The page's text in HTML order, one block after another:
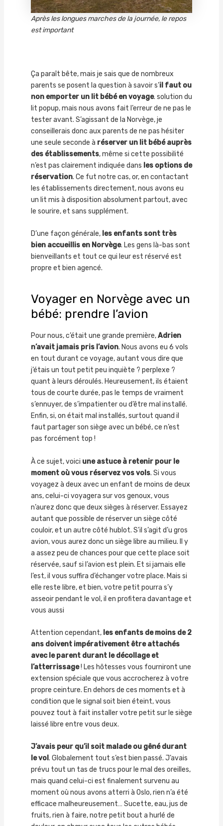
Après les longues marches de la journée, le repos
est important
Ça paraît bête, mais je sais que de nombreux
parents se posent la question à savoir s’il faut ou
non emporter un lit bébé en voyage. solution du
lit popup, mais nous avons fait l’erreur de ne pas le
tester avant. S’agissant de la Norvège, je
conseillerais donc aux parents de ne pas hésiter
une seule seconde à réserver un lit bébé auprès
des établissements, même si cette possibilité
n’est pas clairement indiquée dans les options de
réservation. Ce fut notre cas, or, en contactant
les établissements directement, nous avons eu
un lit mis à disposition absolument partout, avec
le sourire, et sans supplément.
D’une façon générale, les enfants sont très
bien accueillis en Norvège. Les gens là-bas sont
bienveillants et tout ce qui leur est réservé est
propre et bien agencé.
Voyager en Norvège avec un
bébé: prendre l’avion
Pour nous, c’était une grande première,Adrien
n’avait jamais pris l’avion. Nous avons eu 6 vols
en tout durant ce voyage, autant vous dire que
j’étais un tout petit peu inquiète ? perplexe ?
quant à leurs déroulés. Heureusement, ils étaient
tous de courte durée, pas le temps de vraiment
s’ennuyer, de s’impatienter ou d’être mal installé.
Enfin, si, on était mal installés, surtout quand il
faut partager son siège avec un bébé, ce n’est
pas forcément top !
À ce sujet, voici une astuce à retenir pour le
moment où vous réservez vos vols. Si vous
voyagez à deux avec un enfant de moins de deux
ans, celui-ci voyagera sur vos genoux, vous
n’aurez donc que deux sièges à réserver. Essayez
autant que possible de réserver un siège côté
couloir, et un autre côté hublot. S’il s’agit d’u gros
avion, vous aurez donc un siège libre au milieu. Il y
a assez peu de chances pour que cette place soit
réservée, sauf si l’avion est plein. Et si jamais elle
l’est, il vous suffira d’échanger votre place. Mais si
elle reste libre, et bien, votre petit pourra s’y
asseoir pendant le vol, il en profitera davantage et
vous aussi
Attention cependant, les enfants de moins de 2
ans doivent impérativement être attachés
avec le parent durant le décollage et
l’atterrissage! Les hôtesses vous fourniront une
extension spéciale que vous accrocherez à votre
propre ceinture. En dehors de ces moments et à
condition que le signal soit bien éteint, vous
pouvez tout à fait installer votre petit sur le siège
laissé libre entre vous deux.
J’avais peur qu’il soit malade ou gêné durant
le vol . Globalement tout s’est bien passé. J’avais
prévu tout un tas de trucs pour le mal des oreilles,
mais quand celui-ci est finalement survenu au
moment où nous avons atterri à Oslo, rien n’a été
efficace malheureusement… Sucette, eau, jus de
fruits, rien à faire, notre petit bout a hurlé de